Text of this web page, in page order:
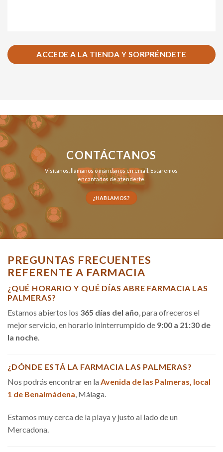
ACCEDE A LA TIENDA Y SORPRÉNDETE
CONTÁCTANOS
Visítanos, llámanosomándanos en email . Estaremos
encantados de atenderte.
¿HABLAMOS?
PREGUNTAS FRECUENTES
REFERENTE A FARMACIA
¿QUÉ HORARIO Y QUÉ DÍAS ABRE FARMACIA LAS
PALMERAS?
Estamos abiertos los 365 días del año, para ofreceros el
mejor servicio, en horario ininterrumpido de 9:00 a 21:30 de
la noche.
¿DÓNDE ESTÁ LA FARMACIA LAS PALMERAS?
Nos podrás encontrar en la Avenida de las Palmeras, local
1 de Benalmádena, Málaga.
Estamos muy cerca de la playa y justo al lado de un
Mercadona.